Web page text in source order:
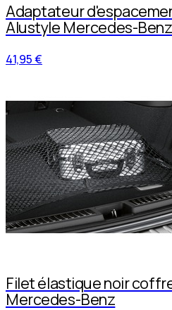
Adaptateur
Alustyle Mercedes-Benz
41,95 €
Filet élastique noir
Mercedes-Benz